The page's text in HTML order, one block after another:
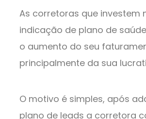
As corretoras que investem
indicação de plano de
o aumento do seu
principalmente da sua
O motivo é simples, após
plano de leads a corretora